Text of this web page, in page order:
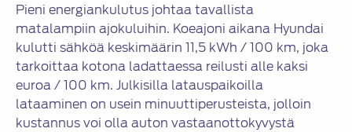
Pieni energiankulutus johtaa tavallista
matalampiin ajokuluihin. Koeajoni aikana Hyundai
kulutti sähköä keskimäärin 11,5 kWh / 100 km, joka
tarkoittaa kotona ladattaessa reilusti alle kaksi
euroa / 100 km. Julkisilla latauspaikoilla
lataaminen on usein minuuttiperusteista, jolloin
kustannus voi olla auton vastaanottokyvystä